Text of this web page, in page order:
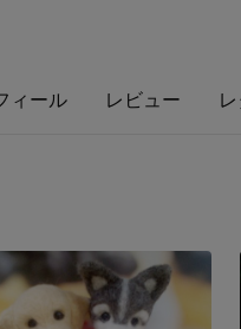
ィール レビュー